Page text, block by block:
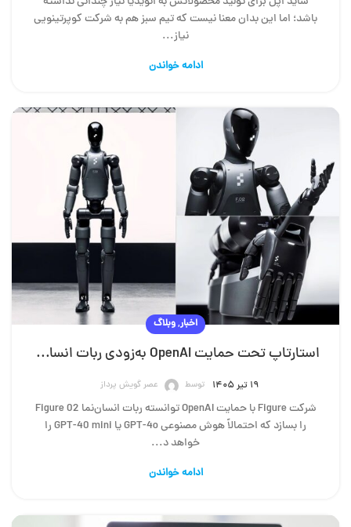
باشد؛ اما این بدان معنا نیست که تیم سبز هم به شرکت کوپرتینویی
نیاز...
ادامه خواندن
اخبار,وبلاگ
استارتاپ تحت حمایت OpenAI به‌زودی ربات انسان‌نمای Figure 02 را معرفی می‌کند
۱۹ تیر ۱۴۰۵ توسط عصر گویش پرداز
شرکت Figure با حمایت OpenAI توانسته ربات انسان‌نما Figure 02
را بسازد که احتمالاً هوش مصنوعی GPT-4o یا GPT-40 mini را
خواهد د...
ادامه خواندن